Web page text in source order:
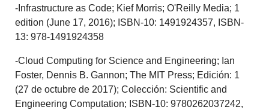
-Infrastructure as Code; Kief Morris; O'Reilly Media; 1
edition (June 17, 2016); ISBN-10: 1491924357, ISBN-
13: 978-1491924358
-Cloud Computing for Science and Engineering; Ian
Foster, Dennis B. Gannon; The MIT Press; Edición: 1
(27 de octubre de 2017); Colección: Scientific and
Engineering Computation; ISBN-10: 9780262037242,